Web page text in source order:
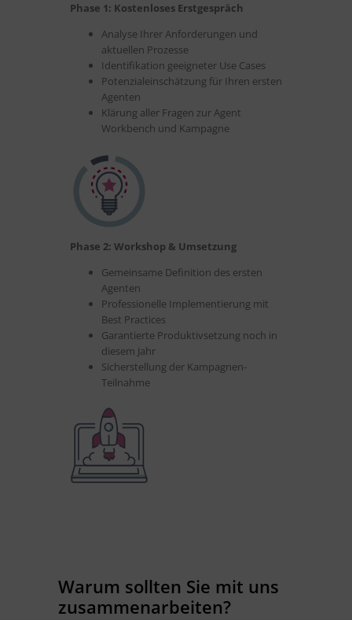
Phase 1: Kostenloses Erstgespräch
Analyse Ihrer Anforderungen und
aktuellen Prozesse
Identifikation geeigneter Use Cases
Potenzialeinschätzung für Ihren ersten
Agenten
Klärung aller Fragen zur Agent
Workbench und Kampagne
Phase 2: Workshop & Umsetzung
Gemeinsame Definition des ersten
Agenten
Professionelle Implementierung mit
Best Practices
Garantierte Produktivsetzung noch in
diesem Jahr
Sicherstellung der Kampagnen-
Teilnahme
Warum sollten Sie mit uns
zusammenarbeiten?